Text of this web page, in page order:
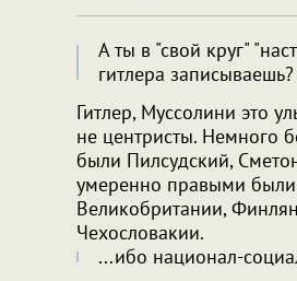
А ты в "свой круг"
гитлера записываешь?
Гитлер, Муссолини это
не центристы. Немного
были Пилсудский,
умеренно правыми были
Великобритании,
Чехословакии.
...ибо национал-